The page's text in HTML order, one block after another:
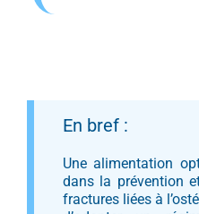
En bref :
Une alimentation
dans la prévention
fractures liées à